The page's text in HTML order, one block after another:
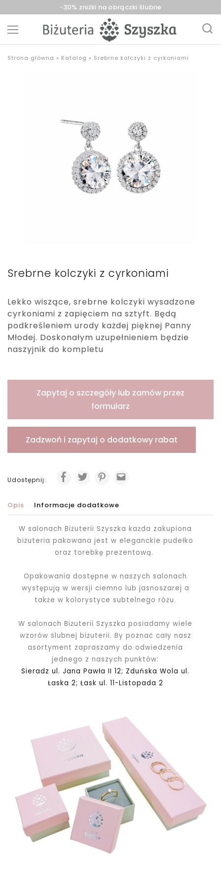
-30% zniżki na obrączki ślubne
Szyszka
z
Strona główna » Katalog » Srebrne kolczyki z cyrkoniami
Srebrne kolczyki z cyrkoniami
Lekko wiszące, srebrne kolczyki wysadzone
cyrkoniami z zapięciem na sztyft. Będą
podkreśleniem urody każdej pięknej Panny
Młodej. Doskonałym uzupełnieniem będzie
naszyjnik do kompletu
Zapytaj o szczegóły lub zamów przez
formularz
Zadzwoń i zapytaj o dodatkowy rabat
Udostępnij:
Opis Informacje dodatkowe
W salonach Biżuterii Szyszka każda zakupiona
biżuteria pakowana jestw eleganckie pudełko
oraz torebkę prezentową.
Opakowania dostępne w naszych salonach
występują w wersji ciemno lub jasnoszarej a
także w kolorystyce subtelnego różu.
W salonach Biżuterii Szyszka posiadamy wiele
wzorów ślubnej biżuterii. By poznać cały nasz
asortyment zapraszamy do odwiedzenia
jednego z naszych punktów:
Sieradz ul. Jana Pawła II 12; Zduńska Wola ul.
Łaska 2; Łask ul. 11-Listopada 2